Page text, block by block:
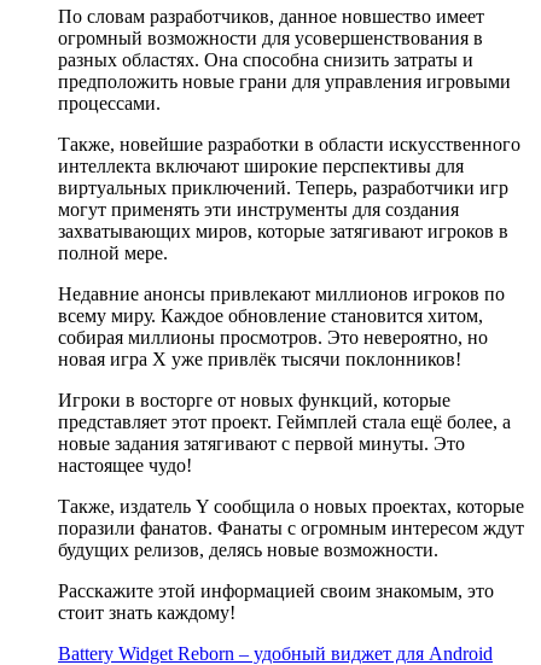
По словам разработчиков, данное новшество имеет
огромный возможности для усовершенствования в
разных областях. Она способна снизить затраты и
предположить новые грани для управления игровыми
процессами.
Также, новейшие разработки в области искусственного
интеллекта включают широкие перспективы для
виртуальных приключений. Теперь, разработчики игр
могут применять эти инструменты для создания
захватывающих миров, которые затягивают игроков в
полной мере.
Недавние анонсы привлекают миллионов игроков по
всему миру. Каждое обновление становится хитом,
собирая миллионы просмотров. Это невероятно, но
новая игра X уже привлёк тысячи поклонников!
Игроки в восторге от новых функций, которые
представляет этот проект. Геймплей стала ещё более, а
новые задания затягивают с первой минуты. Это
настоящее чудо!
Также, издатель Y сообщила о новых проектах, которые
поразили фанатов. Фанаты с огромным интересом ждут
будущих релизов, делясь новые возможности.
Расскажите этой информацией своим знакомым, это
стоит знать каждому!
Battery Widget Reborn – удобный виджет для Android